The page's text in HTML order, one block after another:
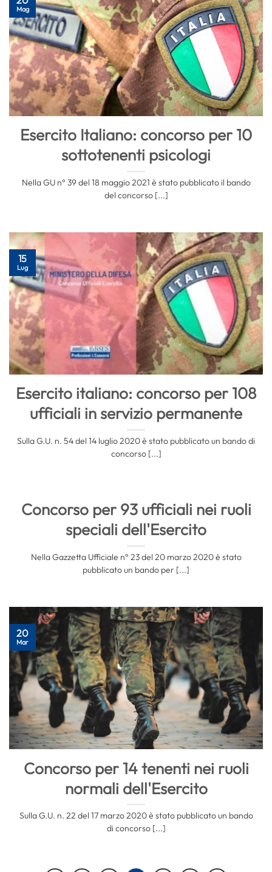
Esercito Italiano: concorso per 10
sottotenenti psicologi
Nella GU n° 39 del 18 maggio 2021 è stato pubblicato il bando
del concorso [...]
Mag
Esercito italiano: concorso per 108
ufficiali in servizio permanente
Sulla G.U. n. 54 del 14 luglio 2020 è stato pubblicato un bando di
concorso [...]
15
Lug
Concorso per 93 ufficiali nei ruoli
speciali dell'Esercito
Nella Gazzetta Ufficiale n° 23 del 20 marzo 2020 è stato
pubblicato un bando per [...]
Concorso per 14 tenenti nei ruoli
normali dell'Esercito
Sulla G.U. n. 22 del 17 marzo 2020 è stato pubblicato un bando
di concorso [...]
20
Mar